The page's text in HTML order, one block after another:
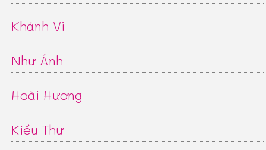
Khánh Vi
Như Ánh
Hoài Hương
Kiều Thư